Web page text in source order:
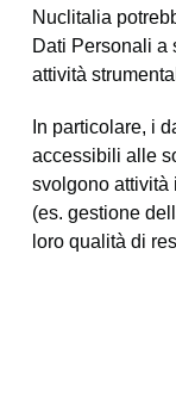
Nuclitalia
Dati Personali a
attività
In particolare, i
accessibili alle
svolgono attività
(es. gestione
loro qualità di